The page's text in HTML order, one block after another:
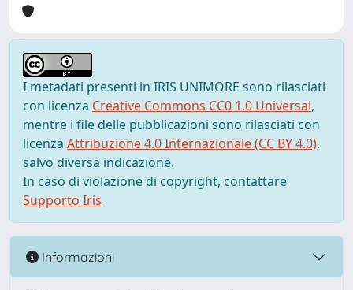
I metadati presenti in IRIS UNIMORE sono rilasciati
con licenza Creative Commons CC0 1.0 Universal,
mentre i file delle pubblicazioni sono rilasciati con
licenza Attribuzione 4.0 Internazionale (CC BY 4.0),
salvo diversa indicazione.
In caso di violazione di copyright, contattare
Supporto Iris
Informazioni